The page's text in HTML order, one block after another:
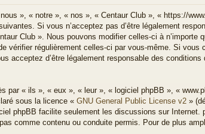
», « notre », « nos », « Centaur Club », « https://
Si vous n’acceptez pas d’être légalement
Club ». Nous pouvons modifier celles-ci à n’importe
vérifier régulièrement celles-ci par vous-même. Si vous
acceptez d’être légalement responsable des
par « ils », « eux », « leur », « logiciel phpBB », «
sous la licence « GNU General Public License v2 »
phpBB facilite seulement les discussions sur Internet.
comme contenu ou conduite permis. Pour de plus